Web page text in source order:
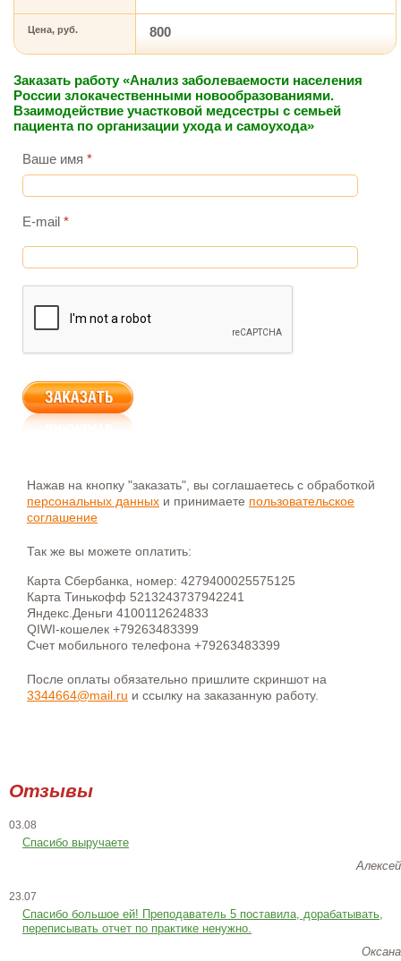
Цена, руб. 800
Заказать работу «Анализ заболеваемости населения
России злокачественными новообразованиями.
Взаимодействие участковой медсестры с семьей
пациента по организации ухода и самоухода»
Ваше имя *
E-mail *
Нажав на кнопку "заказать", вы соглашаетесь с обработкой
персональных данных и принимаете пользовательское
соглашение
Так же вы можете оплатить:
Карта Сбербанка, номер: 4279400025575125
Карта Тинькофф 5213243737942241
Яндекс.Деньги 4100112624833
QIWI-кошелек +79263483399
Счет мобильного телефона +79263483399
После оплаты обязательно пришлите скриншот на
3344664@mail.ru и ссылку на заказанную работу.
Отзывы
03.08
Спасибо выручаете
Алексей
23.07
Cпасибо большое ей! Преподаватель 5 поставила, дорабатывать,
переписывать отчет по практике ненужно.
Оксана